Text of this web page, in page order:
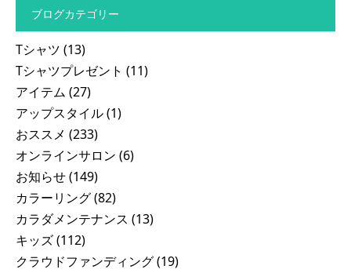
ブログカテゴリー
Tシャツ (13)
Tシャツプレゼント (11)
アイテム (27)
アップスタイル(1)
おススメ (233)
オンラインサロン (6)
お知らせ(149)
カラーリング(82)
カラダメンテナンス (13)
キッズ(112)
クラウドファンディング(19)